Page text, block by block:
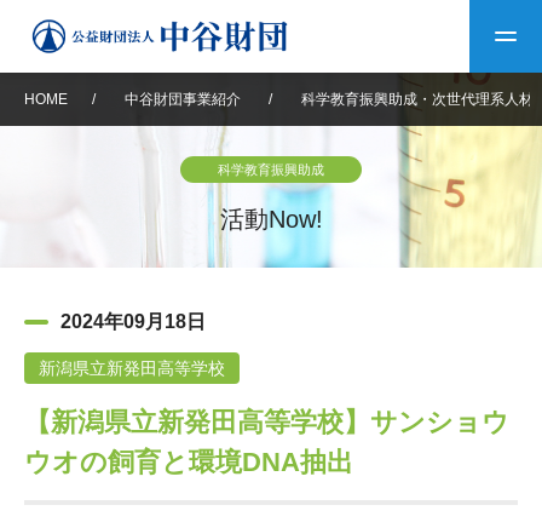
中谷財団について
設立趣意書
沿革 40年史デジタルブック
中谷財団40年史
中谷財団事業紹介
神戸賞 長期大型研究助成
中谷財団動画紹介
その他情報
HOME / 中谷財団事業紹介 / 科学教育振興助成・次世代理系人材
科学教育振興助成
活動Now!
2024年09月18日
新潟県立新発田高等学校
【新潟県立新発田高等学校】サンショウ
ウオの飼育と環境DNA抽出